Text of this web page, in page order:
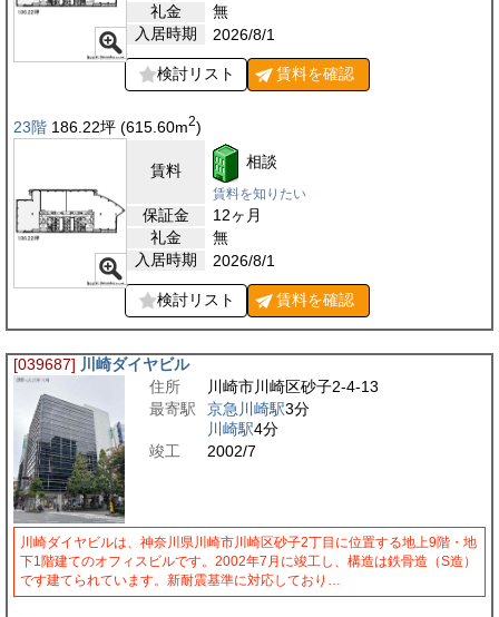
礼金
無
入居時期
2026/8/1
検討リスト 賃料を確認
23階 186.22坪 (615.60m2)
賃料 相談
賃料を知りたい
保証金
12ヶ月
礼金
無
入居時期
2026/8/1
検討リスト 賃料を確認
[039687] 川崎ダイヤビル
住所
川崎市川崎区砂子2-4-13
最寄駅
京急川崎駅3分
川崎駅4分
竣工
2002/7
川崎ダイヤビルは、神奈川県川崎市川崎区砂子2丁目に位置する地上9階・地
下1階建てのオフィスビルです。2002年7月に竣工し、構造は鉄骨造（S造）
です建てられています。新耐震基準に対応しており…